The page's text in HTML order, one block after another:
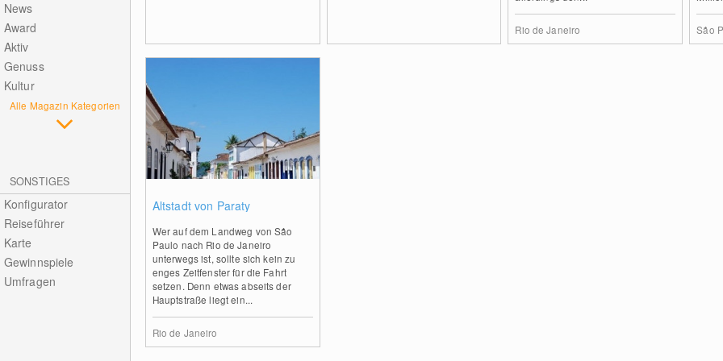
News
Award
Aktiv
Genuss
Kultur
Alle Magazin Kategorien
SONSTIGES
Konfigurator
Reiseführer
Karte
Gewinnspiele
Umfragen
Rio de Janeiro São
Altstadt von Paraty
Wer auf dem Landweg von São
Paulo nach Rio de Janeiro
unterwegs ist, sollte sich kein zu
enges Zeitfenster für die Fahrt
setzen. Denn etwas abseits der
Hauptstraße liegt ein...
Rio de Janeiro